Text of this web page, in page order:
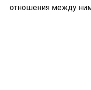
отношения между